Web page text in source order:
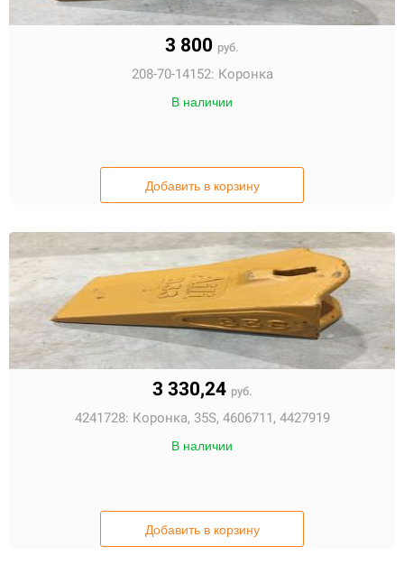
3 800 руб.
208-70-14152: Коронка
В наличии
Добавить в корзину
3 330,24 руб.
4241728: Коронка, 35S, 4606711, 4427919
В наличии
Добавить в корзину